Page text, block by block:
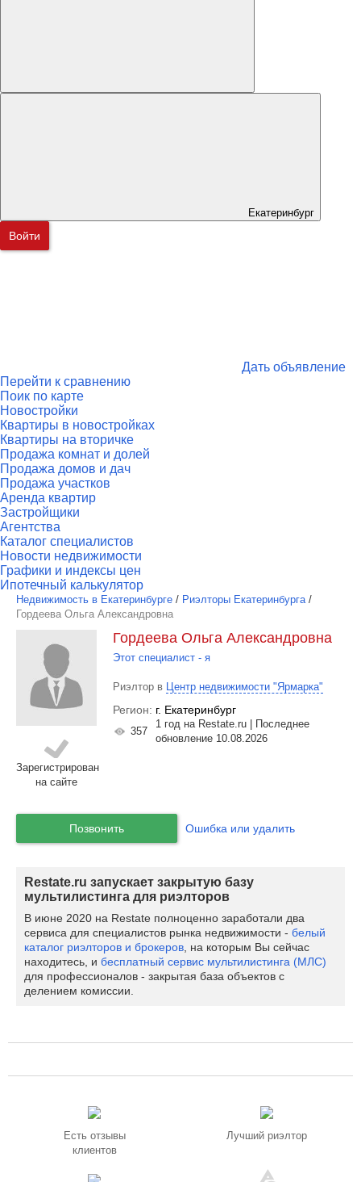
Екатеринбург
Войти
Дать объявление
Перейти к сравнению
Поик по карте
Новостройки
Квартиры в новостройках
Квартиры на вторичке
Продажа комнат и долей
Продажа домов и дач
Продажа участков
Аренда квартир
Застройщики
Агентства
Каталог специалистов
Новости недвижимости
Графики и индексы цен
Ипотечный калькулятор
Недвижимость в Екатеринбурге / Риэлторы Екатеринбурга /
Гордеева Ольга Александровна
Зарегистрирован
на сайте
Гордеева Ольга Александровна
Этот специалист - я
Риэлтор в Центр недвижимости "Ярмарка"
Регион: г. Екатеринбург
357
1 год на Restate.ru | Последнее
обновление 10.08.2026
Позвонить Ошибка или удалить
Restate.ru запускает закрытую базу
мультилистинга для риэлторов
В июне 2020 на Restate полноценно заработали два
сервиса для специалистов рынка недвижимости - белый
каталог риэлторов и брокеров, на которым Вы сейчас
находитесь, и бесплатный сервис мультилистинга (МЛС)
для профессионалов - закрытая база объектов с
делением комиссии.
Есть отзывы
клиентов
Лучший риэлтор